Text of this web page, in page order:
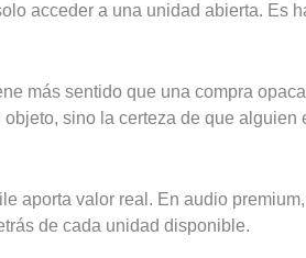
acceder a una unidad abierta.
más sentido que una compra
sino la certeza de que
aporta valor real. En audio
de cada unidad disponible.